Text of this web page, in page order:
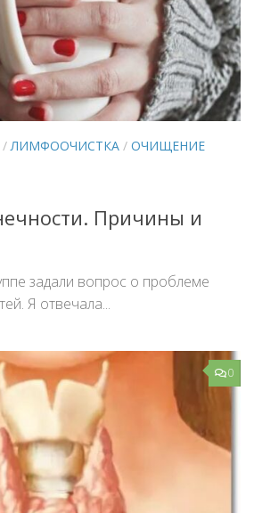
/ЛИМФООЧИСТКА / ОЧИЩЕНИЕ
Причины и
задали вопрос о проблеме
Я отвечала...
0